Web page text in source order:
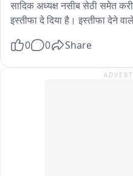
सादिक अध्यक्ष नसीब सेठी समेत
इस्तीफा दे दिया है। इस्तीफा देने
तानाशाही रवैया अपनाने के आरोप
नियुक्त किया गया था। हालांकि,
0 0 Share